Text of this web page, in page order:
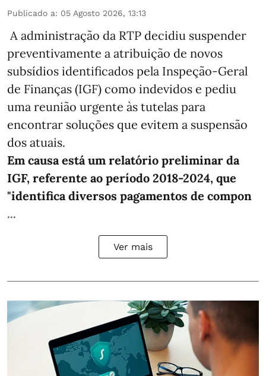
Publicado a: 05 Agosto 2026, 13:13
A administração da RTP decidiu suspender
preventivamente a atribuição de novos
subsídios identificados pela Inspeção-Geral
de Finanças (IGF) como indevidos e pediu
uma reunião urgente às tutelas para
encontrar soluções que evitem a suspensão
dos atuais.
Em causa está um relatório preliminar da
IGF, referente ao período 2018-2024, que
"identifica diversos pagamentos de compon
...
Ver mais